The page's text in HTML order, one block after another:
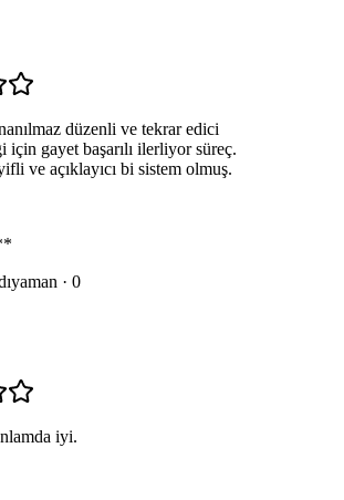
düzenli ve tekrar edici
için gayet başarılı ilerliyor süreç.
ve açıklayıcı bi sistem olmuş.
· 0
iyi.